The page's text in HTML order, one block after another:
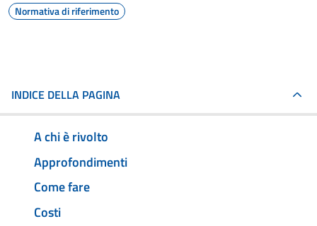
Normativa di riferimento
INDICE DELLA PAGINA
A chi è rivolto
Approfondimenti
Come fare
Costi